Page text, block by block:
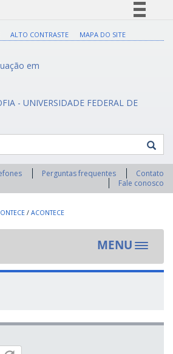
Legislação
ALTO CONTRASTE MAPA DO SITE
em
- UNIVERSIDADE FEDERAL DE
Perguntas frequentes
Contato
Fale conosco
/ ACONTECE
MENU
Toggle